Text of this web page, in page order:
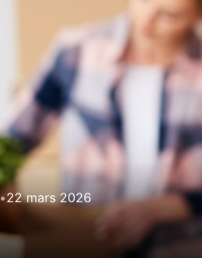
•22 mars 2026